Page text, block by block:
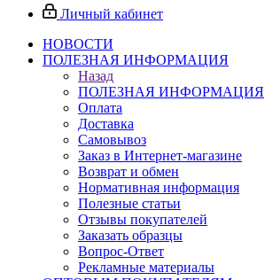
Личный кабинет
НОВОСТИ
ПОЛЕЗНАЯ ИНФОРМАЦИЯ
Назад
ПОЛЕЗНАЯ ИНФОРМАЦИЯ
Оплата
Доставка
Самовывоз
Заказ в Интернет-магазине
Возврат и обмен
Нормативная информация
Полезные статьи
Отзывы покупателей
Заказать образцы
Вопрос-Ответ
Рекламные материалы